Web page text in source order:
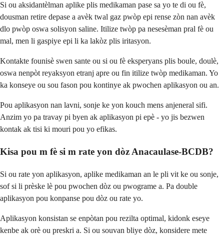
Si ou aksidantèlman aplike plis medikaman pase sa yo te di ou fè,
dousman retire depase a avèk twal gaz pwòp epi rense zòn nan avèk
dlo pwòp oswa solisyon saline. Itilize twòp pa nesesèman pral fè ou
mal, men li gaspiye epi li ka lakòz plis iritasyon.
Kontakte founisè swen sante ou si ou fè eksperyans plis boule, doulè,
oswa nenpòt reyaksyon etranj apre ou fin itilize twòp medikaman. Yo
ka konseye ou sou fason pou kontinye ak pwochen aplikasyon ou an.
Pou aplikasyon nan lavni, sonje ke yon kouch mens anjeneral sifi.
Anzim yo pa travay pi byen ak aplikasyon pi epè - yo jis bezwen
kontak ak tisi ki mouri pou yo efikas.
Kisa pou m fè si m rate yon dòz Anacaulase-BCDB?
Si ou rate yon aplikasyon, aplike medikaman an le pli vit ke ou sonje,
sof si li prèske lè pou pwochen dòz ou pwograme a. Pa double
aplikasyon pou konpanse pou dòz ou rate yo.
Aplikasyon konsistan se enpòtan pou rezilta optimal, kidonk eseye
kenbe ak orè ou preskri a. Si ou souvan bliye dòz, konsidere mete